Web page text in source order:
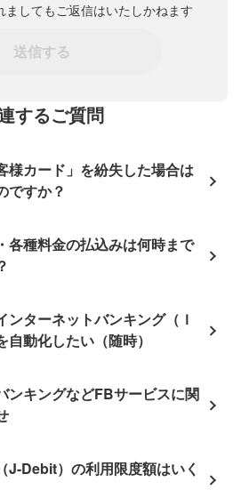
ましてもご返信はいたしかねます
送信する
するご質問
様カード」を紛失した場合は
ですか？
各種料金の払込みは何時まで
ンターネットバンキング（Ｉ
自動化したい（随時）
ンキングなどFBサービスに関
J-Debit）の利用限度額はいく